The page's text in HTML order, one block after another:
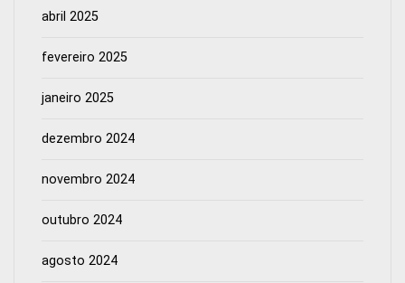
abril 2025
fevereiro 2025
janeiro 2025
dezembro 2024
novembro 2024
outubro 2024
agosto 2024